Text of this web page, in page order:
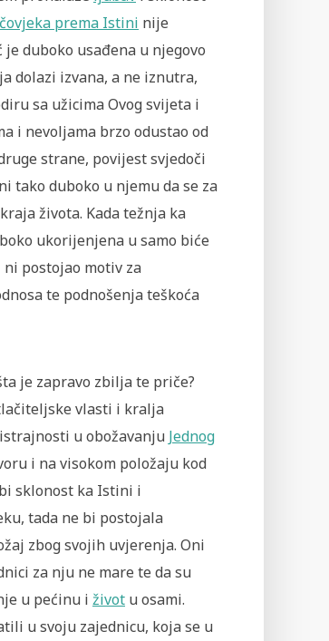
prema Istini nije
je duboko usađena u njegovo
dolazi izvana, a ne iznutra,
sa užicima Ovog svijeta i
i nevoljama brzo odustao od
strane, povijest svjedoči
tako duboko u njemu da se za
života. Kada težnja ka
ukorijenjena u samo biće
ni postojao motiv za
te podnošenja teškoća
je zapravo zbilja te priče?
vlasti i kralja
u obožavanju Jednog
i na visokom položaju kod
sklonost ka Istini i
tada ne bi postojala
zbog svojih uvjerenja. Oni
za nju ne mare te da su
u pećinu i život u osami.
u svoju zajednicu, koja se u